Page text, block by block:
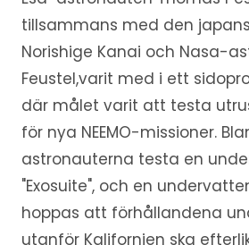
tillsammans med den
Norishige Kanai och Nasa-
Feustel,varit med i ett
där målet varit att testa
för nya NEEMO-missioner.
astronauterna testa en
"Exosuite", och en
hoppas att förhållandena
utanför Kalifornien ska